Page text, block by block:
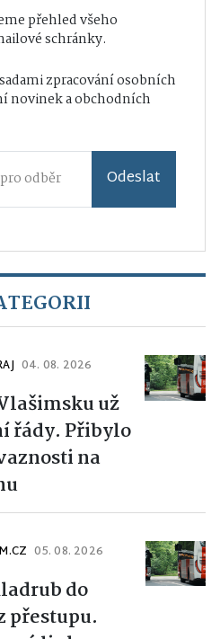
přehled všeho
schránky.
zpracování osobních
novinek a obchodních
Odeslat
04. 08. 2026
už
řády. Přibylo
na
05. 08. 2026
do
přestupu.